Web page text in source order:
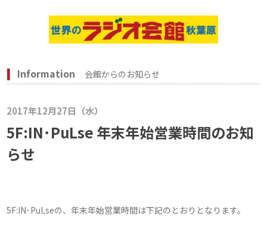
Information 会館からのお知らせ
2017年12月27日（水）
5F:IN･PuLse 年末年始営業時間のお知
らせ
5F:IN･PuLseの、年末年始営業時間は下記のとおりとなります。